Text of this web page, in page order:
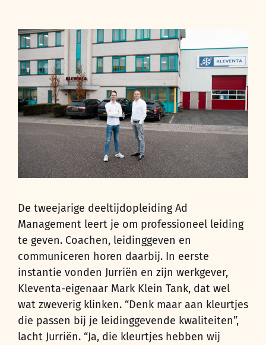
De tweejarige deeltijdopleiding Ad
Management leert je om professioneel leiding
te geven. Coachen, leidinggeven en
communiceren horen daarbij. In eerste
instantie vonden Jurriën en zijn werkgever,
Kleventa-eigenaar Mark Klein Tank, dat wel
wat zweverig klinken. “Denk maar aan kleurtjes
die passen bij je leidinggevende kwaliteiten”,
lacht Jurriën. “Ja, die kleurtjes hebben wij